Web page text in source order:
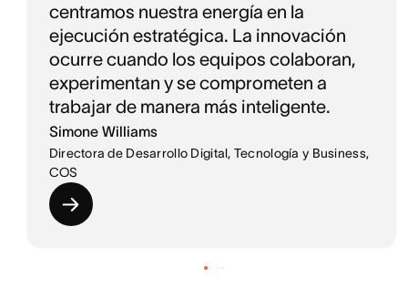
centramos nuestra energía en la
ejecución estratégica. La innovación
ocurre cuando los equipos colaboran,
experimentan y se comprometen a
trabajar de manera más inteligente.
Simone Williams
Directora de Desarrollo Digital, Tecnología y Business,
COS